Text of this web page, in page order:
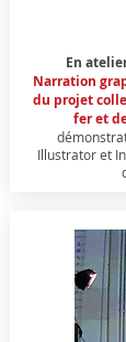
En
Narration
du projet
fer et
Illustrator et